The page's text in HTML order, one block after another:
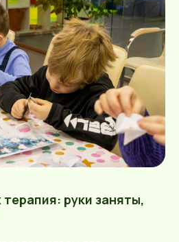
руки заняты,